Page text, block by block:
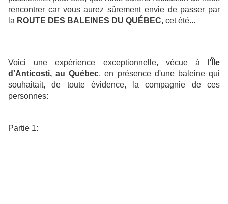
rencontrer car vous aurez sûrement envie de passer par
la ROUTE DES BALEINES DU QUÉBEC, cet été...
Voici une expérience exceptionnelle, vécue à l' Île
d'Anticosti, au Québec, en présence d'une baleine qui
souhaitait, de toute évidence, la compagnie de ces
personnes:
Partie 1: